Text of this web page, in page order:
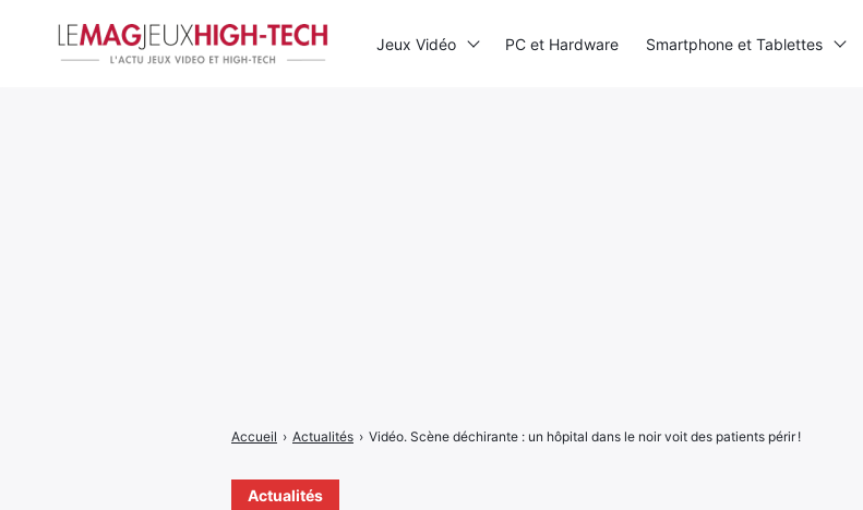
Actualités
Accueil › Actualités › Vidéo. Scène déchirante : un hôpital dans le noir voit des patients périr !
Jeux Vidéo PC et Hardware Smartphone et Tablettes